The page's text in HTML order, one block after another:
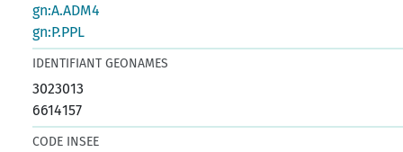
gn:A.ADM4
gn:P.PPL
IDENTIFIANT GEONAMES
3023013
6614157
CODE INSEE